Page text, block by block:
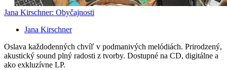
Jana Kirschner: Obyčajnosti
Jana Kirschner
Oslava každodenných chvíľ v podmanivých melódiách. Prirodzený,
akustický sound plný radosti z tvorby. Dostupné na CD, digitálne a
ako exkluzívne LP.